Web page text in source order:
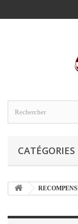
CATÉGORIES